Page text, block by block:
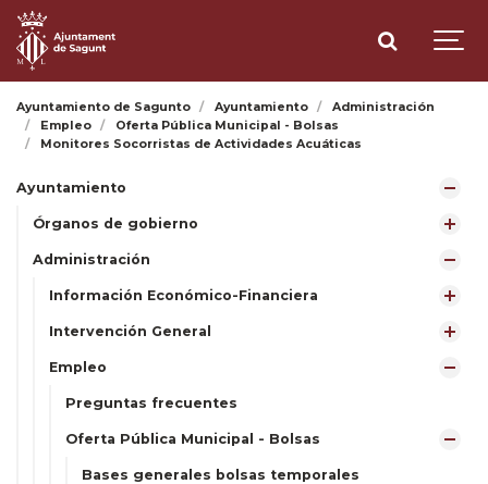
Ayuntamiento de Sagunto Ayuntamiento
Administración
Empleo
Oferta Pública Municipal - Bolsas
Monitores Socorristas de Actividades Acuáticas
Ayuntamiento
Órganos de gobierno
Administración
Información Económico-Financiera
Intervención General
Empleo
Preguntas frecuentes
Oferta Pública Municipal - Bolsas
Bases generales bolsas temporales